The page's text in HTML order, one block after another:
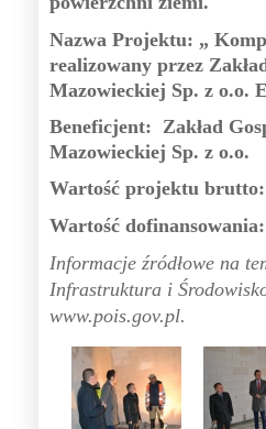
Nazwa Projektu: „
realizowany przez
Mazowieckiej Sp. z o.o.
Beneficjent: Zakład
Mazowieckiej Sp. z o.o.
Wartość projektu brutto:
Wartość dofinansowania:
Informacje źródłowe na
Infrastruktura i
www.pois.gov.pl.